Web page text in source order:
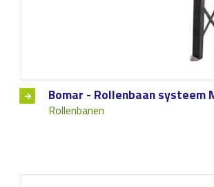
Bomar - Rollenbaan systeem
Rollenbanen